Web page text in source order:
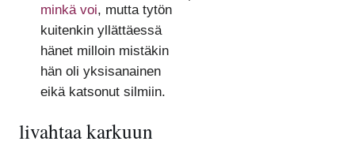
minkä voi, mutta tytön
kuitenkin yllättäessä
hänet milloin mistäkin
hän oli yksisanainen
eikä katsonut silmiin.
livahtaa karkuun